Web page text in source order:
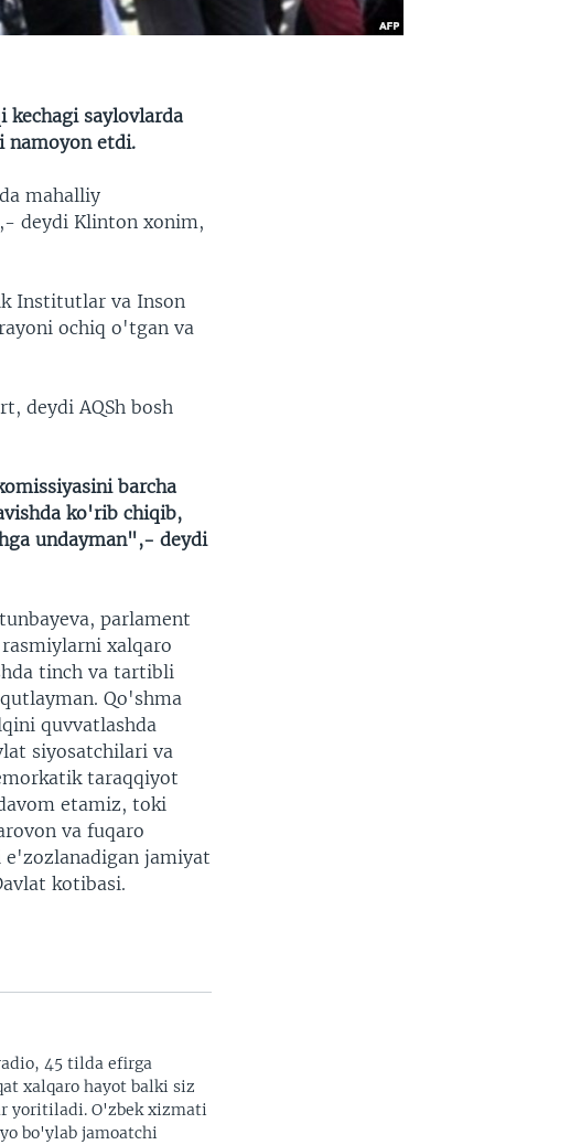
saylovlarda
namoyon etdi.
mahalliy
deydi Klinton xonim,
Institutlar va Inson
ochiq o'tgan va
deydi AQSh bosh
barcha
ko'rib chiqib,
undayman",- deydi
parlament
xalqaro
tinch va tartibli
Qo'shma
quvvatlashda
siyosatchilari va
taraqqiyot
etamiz, toki
va fuqaro
jamiyat
kotibasi.
45 tilda efirga
xalqaro hayot balki siz
yoritiladi. O'zbek xizmati
bo'ylab jamoatchi